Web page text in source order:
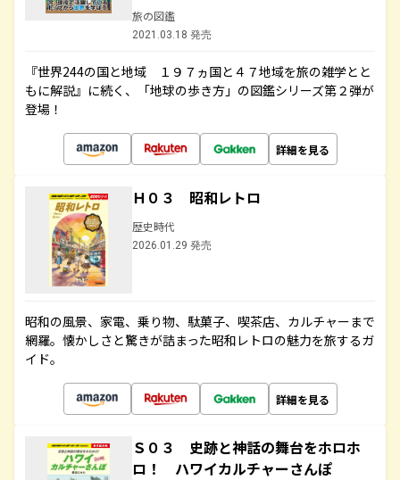
旅の図鑑
2021.03.18 発売
『世界244の国と地域 １９７ヵ国と４７地域を旅の雑学とと
もに解説』に続く、「地球の歩き方」の図鑑シリーズ第２弾が
登場！
詳細を見る
Ｈ０３ 昭和レトロ
歴史時代
2026.01.29 発売
昭和の風景、家電、乗り物、駄菓子、喫茶店、カルチャーまで
網羅。懐かしさと驚きが詰まった昭和レトロの魅力を旅するガ
イド。
詳細を見る
Ｓ０３ 史跡と神話の舞台をホロホ
ロ！ ハワイカルチャーさんぽ